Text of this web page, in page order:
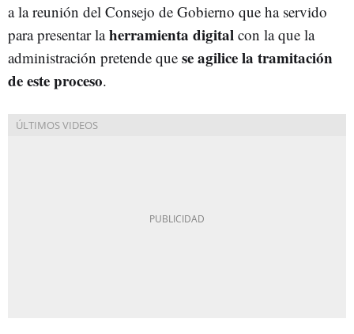
a la reunión del Consejo de Gobierno que ha servido
para presentar laherramienta digital con la que la
administración pretende que se agilice la tramitación
de este proceso.